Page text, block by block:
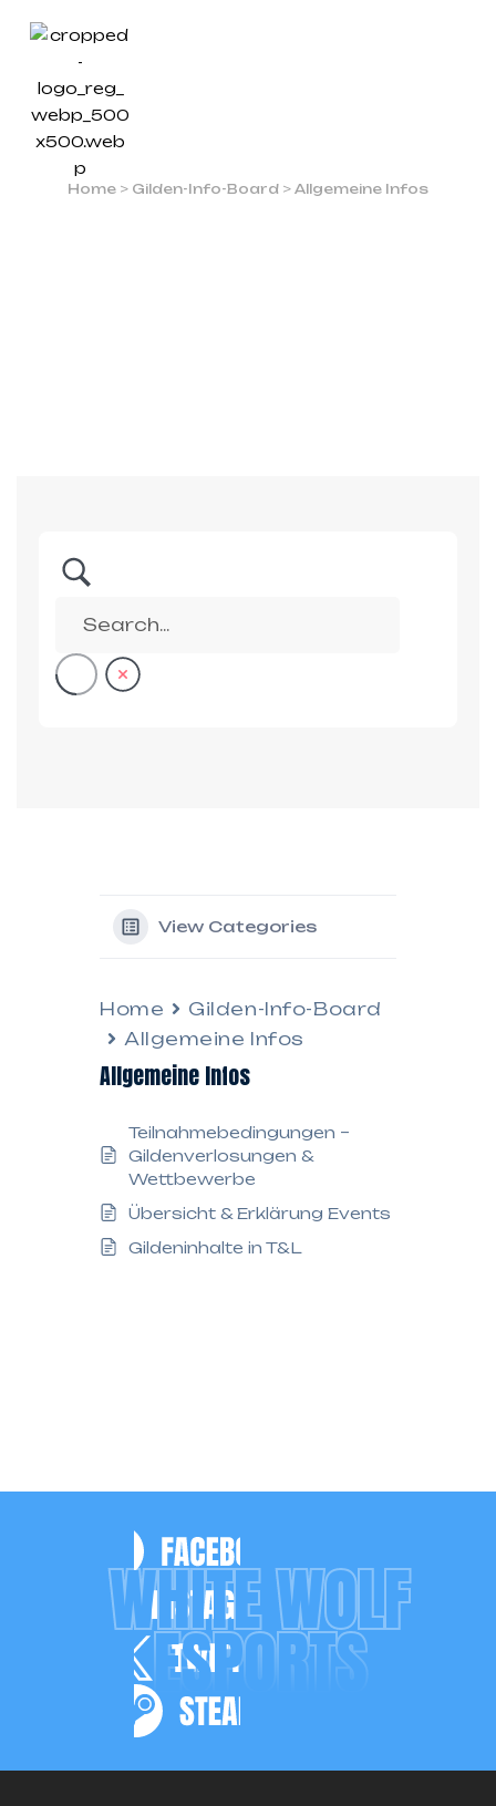
ALLGEMEINE
Home > Gilden-Info-Board > Allgemeine Infos
View Categories
Home
Gilden-Info-Board
Allgemeine Infos
Allgemeine Infos
Teilnahmebedingungen –
Gildenverlosungen &
Wettbewerbe
Übersicht & Erklärung Events
Gildeninhalte in T&L
WHITE WOLF
ESPORTS